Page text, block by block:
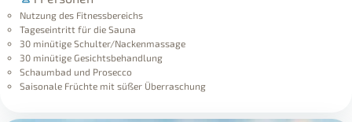
Nutzung des Fitnessbereichs
Tageseintritt für die Sauna
30 minütige Schulter/Nackenmassage
30 minütige Gesichtsbehandlung
Schaumbad und Prosecco
Saisonale Früchte mit süßer Überraschung